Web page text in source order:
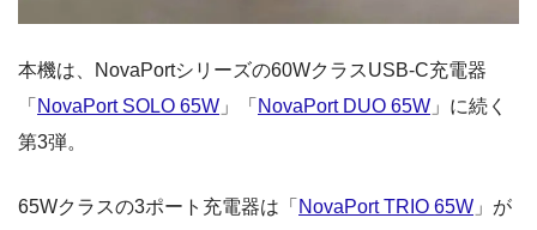
本機は、NovaPortシリーズの60WクラスUSB-C充電器
「 NovaPort SOLO 65W 」「 NovaPort DUO 65W 」に続く
第3弾。
65Wクラスの3ポート充電器は「 NovaPort TRIO 65W 」が